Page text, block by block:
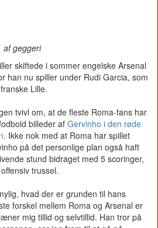
af geggeri
skiftede i sommer engelske Arsenal
han nu spiller under Rudi Garcia, som
Lille.
tvivl om, at de fleste Roma-fans har
billeder af Gervinho i den røde
. Ikke nok med at Roma har spillet
på det personlige plan også haft
stund bidraget med 5 scoringer,
trussel.
hvad der er grunden til hans
forskel mellem Roma og Arsenal er
mig tillid og selvtillid. Han tror på